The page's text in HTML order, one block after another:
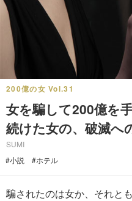
200億の女 Vol.31
女を騙して200億を
続けた女の、破滅へ
SUMI
#小説
#ホテル
騙されたのは女か、それと